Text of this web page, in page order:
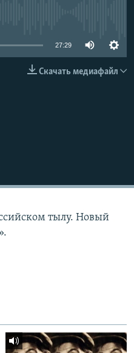
27:29
Скачать медиафайл
тылу. Новый